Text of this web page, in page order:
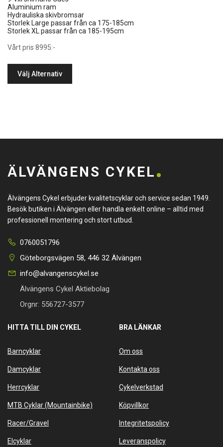
Aluminium ram
Hydrauliska skivbromsar
Storlek Large passar från ca 175-185cm
Storlek XL passar från ca 185-195cm
Vårt pris 8995:-
Välj Alternativ
ÄLVÄNGENS CYKEL
Älvängens Cykel erbjuder kvalitetscyklar och service sedan 1949.
Besök butiken i Älvängen eller handla enkelt online – alltid med
professionell montering och stort utbud.
0760051796
Göteborgsvägen 58, 446 32 Älvängen
info@alvangenscykel.se
Älvängens Cykel Aktiebolag
Orgnr: 556727-3577
HITTA TILL DIN CYKEL
Barncyklar
Damcyklar
Herrcyklar
MTB Cyklar (Mountainbike)
Racer/Gravel
Elcyklar
BRA LÄNKAR
Om oss
Kontakta oss
Cykelverkstad
Köpvillkor
Integritetspolicy
Leveranspolicy